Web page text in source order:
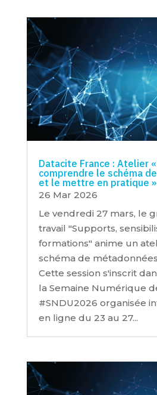
Datacite France : Atelier
comprendre le schéma
et le mettre en pratique »
26 Mar 2026
Le vendredi 27 mars, le
travail "Supports,
formations" anime un
schéma de
Cette session s'inscrit
la Semaine Numérique
#SNDU2026 organisée
en ligne du 23 au 27...